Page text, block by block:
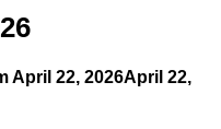
April 22, 2026April 22,